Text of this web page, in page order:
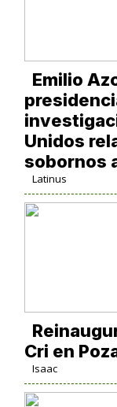
Emilio
Unidos
sobornos
Latinus
Cri en
Isaac